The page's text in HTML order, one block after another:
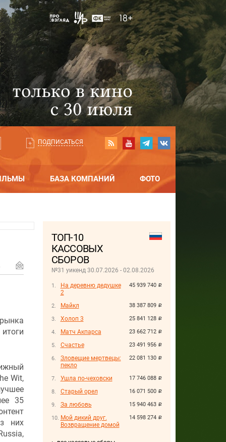
ПОДПИСАТЬСЯ
БАЗА КОМПАНИЙ ФОТО
ТОП-10
КАССОВЫХ
СБОРОВ
№31 уикенд 30.07.2026 - 02.08.2026
45 939 740 руб.
На деревню дедушке
2
38 387 809 руб.
Майкл
25 841 128 руб.
Холоп 3
23 662 712 руб.
Матч Акпарса
23 491 956 руб.
Счастье
22 081 130 руб.
Зловещие мертвецы:
пекло
17 746 088 руб.
Ушла по-чеховски
16 071 500 руб.
Старый орел
15 940 463 руб.
За любовь
14 598 274 руб.
Мой дикий друг.
Возвращение домой
Wit,
35
них